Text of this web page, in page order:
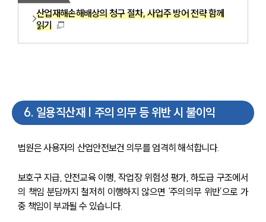
산업재해손해배상의 청구 절차, 사업주 방어 전략 함께
읽기
6. 일용직산재 | 주의 의무 등 위반 시 불이익
법원은 사용자의 산업안전보건 의무를 엄격히 해석합니다.
보호구 지급, 안전교육 이행, 작업장 위험성 평가, 하도급 구조에서
의 책임 분담까지 철저히 이행하지 않으면 ‘주의의무 위반’으로 가
중 책임이 부과될 수 있습니다.